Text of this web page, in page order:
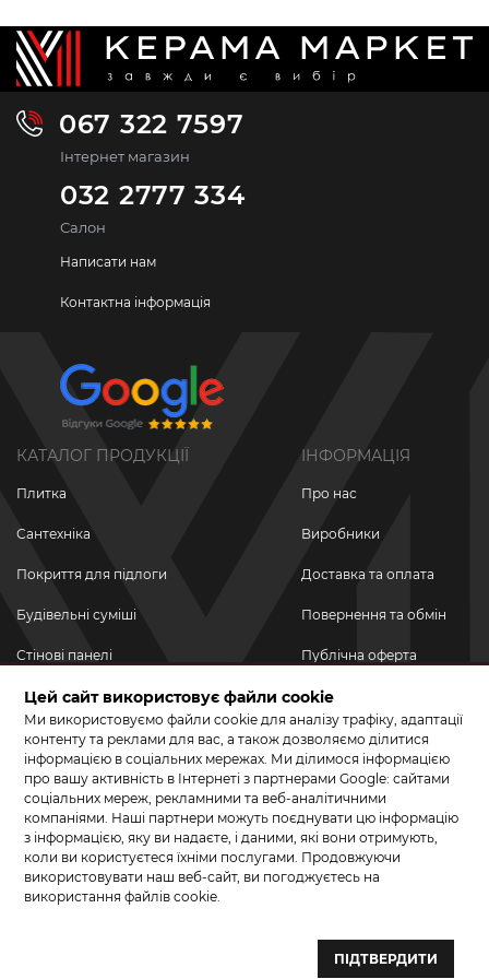
067 322 7597
Інтернет магазин
032 2777 334
Салон
Написати нам
Контактна інформація
КАТАЛОГ ПРОДУКЦІЇ
Плитка
Сантехніка
Покриття для підлоги
Будівельні суміші
Стінові панелі
Новинки
Акційні товари
Акції/Знижки
ІНФОРМАЦІЯ
Про нас
Виробники
Доставка та оплата
Повернення та обмін
Публічна оферта
Політика
конфіденційності
ПРИЄДНУЙТЕСЬ ДО НАС У СОЦМЕРЕЖАХ
Цей сайт використовує файли cookie
Ми використовуємо файли cookie для аналізу трафіку, адаптації
контенту та реклами для вас, а також дозволяємо ділитися
інформацією в соціальних мережах. Ми ділимося інформацією
про вашу активність в Інтернеті з партнерами Google: сайтами
соціальних мереж, рекламними та веб-аналітичними
компаніями. Наші партнери можуть поєднувати цю інформацію
з інформацією, яку ви надаєте, і даними, які вони отримують,
коли ви користуєтеся їхніми послугами. Продовжуючи
використовувати наш веб-сайт, ви погоджуєтесь на
використання файлів cookie.
ПІДТВЕРДИТИ